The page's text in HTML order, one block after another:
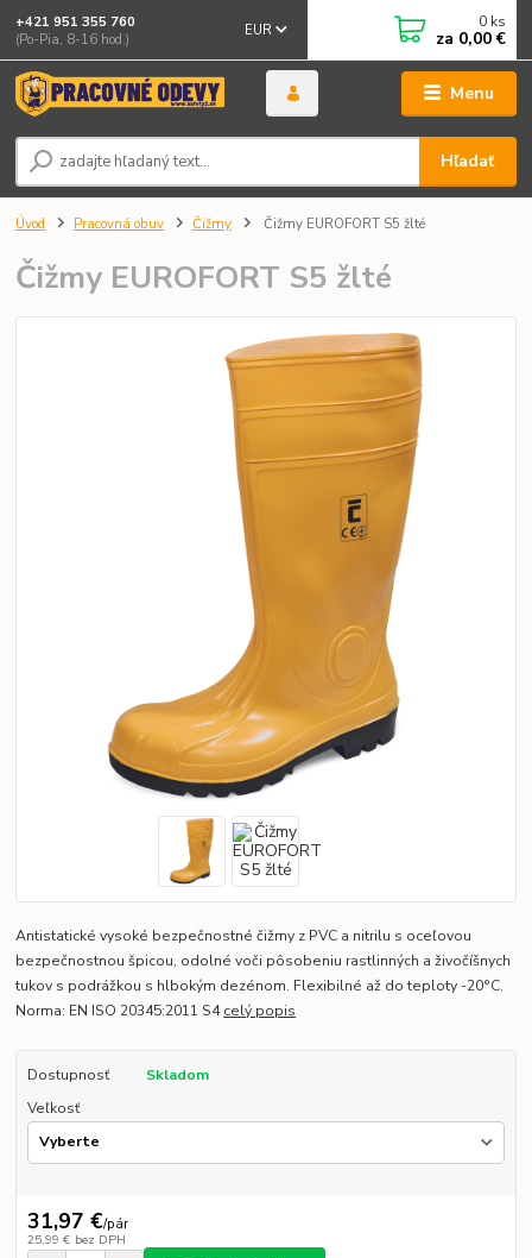
Menu
EUR
Hľadať
+421 951 355 760
(Po-Pia, 8-16 hod.)
0 ks
za 0,00 €
Úvod Pracovná obuv Čižmy Čižmy EUROFORT S5 žlté
Čižmy EUROFORT S5 žlté
Antistatické vysoké bezpečnostné čižmy z PVC a nitrilu s oceľovou
bezpečnostnou špicou, odolné voči pôsobeniu rastlinných a živočíšnych
tukov s podrážkou s hlbokým dezénom. Flexibilné až do teploty -20°C.
Norma: EN ISO 20345:2011 S4celý popis
Dostupnosť
Skladom
Veľkosť
31,97 €/pár
25,99 € bez DPH